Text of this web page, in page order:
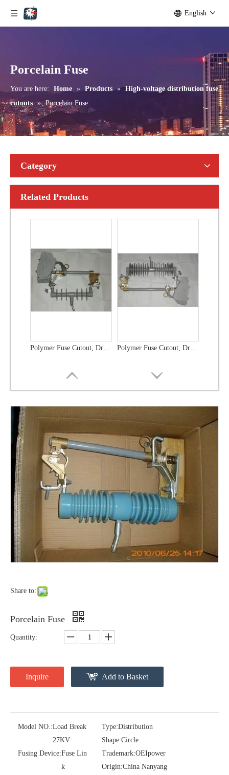
English
Porcelain Fuse
You are here: Home » Products » High-voltage distribution fuse
cutouts » Porcelain Fuse
Category
Related Products
Polymer Fuse Cutout, Drop out Fuses 36 Kv 300A Polymer Fuse Cutout, Drop out Fuses 21 Kv 100A
Polymer Fuse Cutout, Drop out Fuses 12 Kv 100A
Share to:
Porcelain Fuse
Quantity:
Inquire Add to Basket
Model NO.:Load Break
27KV
Type:Distribution
Shape:Circle
Fusing Device:Fuse Lin
k
Trademark:OEIpower
Origin:China Nanyang